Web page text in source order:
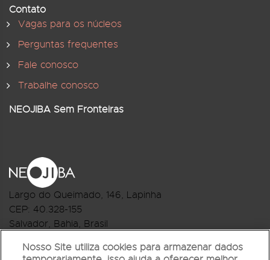
Contato
Vagas para os núcleos
Perguntas frequentes
Fale conosco
Trabalhe conosco
NEOJIBA Sem Fronteiras
Largo do Queimado, 146, Lapinha
CEP: 40.328-155
Salvador, Bahia, Brasil
Nosso Site utiliza cookies para armazenar dados